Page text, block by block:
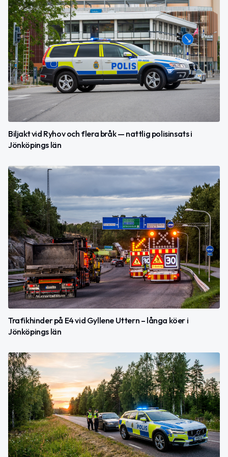
Biljakt vid Ryhov och flera bråk — nattlig polisinsats i
Jönköpings län
Trafikhinder på E4 vid Gyllene Uttern – långa köer i
Jönköpings län